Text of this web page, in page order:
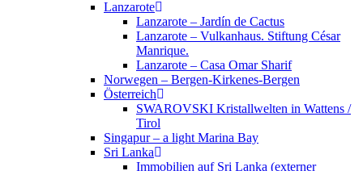
Lanzarote
Lanzarote – Jardín de Cactus
Lanzarote – Vulkanhaus. Stiftung César
Manrique.
Lanzarote – Casa Omar Sharif
Norwegen – Bergen-Kirkenes-Bergen
Österreich
SWAROVSKI Kristallwelten in Wattens /
Tirol
Singapur – a light Marina Bay
Sri Lanka
Immobilien auf Sri Lanka (externer